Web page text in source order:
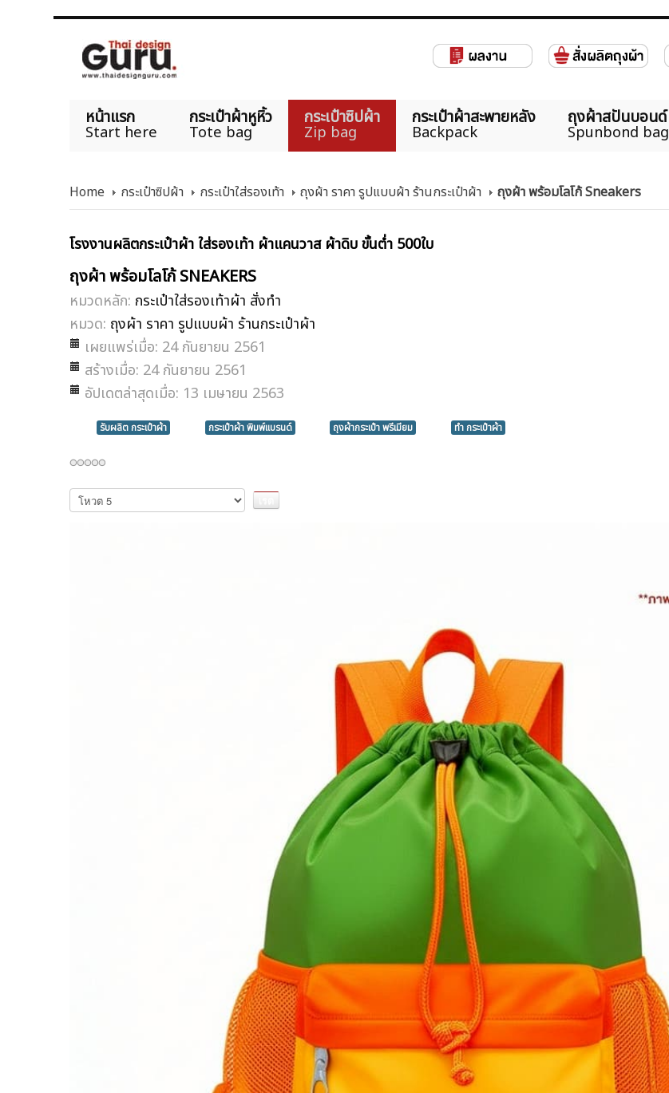
หน้าแรก
Start here
กระเป๋าผ้าหูหิ้ว
Tote bag
กระเป๋าซิปผ้า
Zip bag
กระเป๋าผ้าสะพายหลัง
Backpack
ถุงผ้าสปันบอนด์
Spunbond bag
Home กระเป๋าซิปผ้า กระเป๋าใส่รองเท้า ถุงผ้า ราคา รูปแบบผ้า ร้านกระเป๋าผ้า ถุงผ้า พร้อมโลโก้ Sneakers
โรงงานผลิตกระเป๋าผ้า ใส่รองเท้า ผ้าแคนวาส ผ้าดิบ ขั้นต่ำ 500ใบ
ถุงผ้า พร้อมโลโก้ SNEAKERS
หมวดหลัก: กระเป๋าใส่รองเท้าผ้า สั่งทำ
หมวด: ถุงผ้า ราคา รูปแบบผ้า ร้านกระเป๋าผ้า
เผยแพร่เมื่อ: 24 กันยายน 2561
สร้างเมื่อ: 24 กันยายน 2561
อัปเดตล่าสุดเมื่อ: 13 เมษายน 2563
รับผลิต กระเป๋าผ้า กระเป๋าผ้า พิมพ์แบรนด์ ถุงผ้ากระเป๋า พรีเมียม ทำ กระเป๋าผ้า
กรุณา
ให้